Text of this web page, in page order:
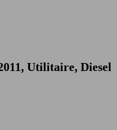
Utilitaire, Diesel